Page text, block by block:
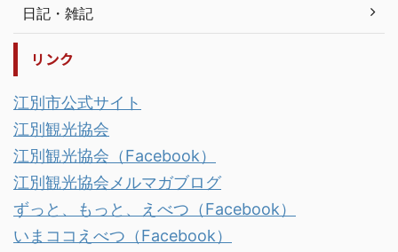
日記・雑記
リンク
江別市公式サイト
江別観光協会
江別観光協会（Facebook）
江別観光協会メルマガブログ
ずっと、もっと、えべつ（Facebook）
いまココえべつ（Facebook）